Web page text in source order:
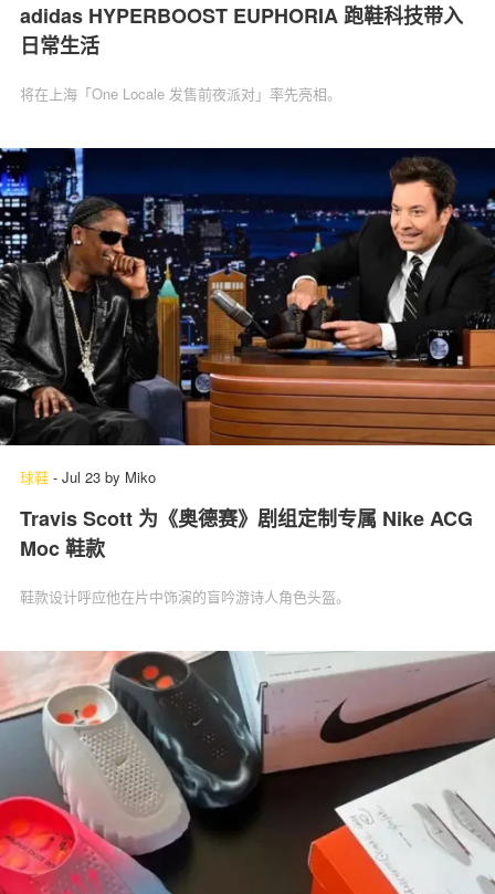
adidas HYPERBOOST EUPHORIA 跑鞋科技带入
日常生活
将在上海「One Locale 发售前夜派对」率先亮相。
球鞋 - Jul 23 by Miko
Travis Scott 为《奥德赛》剧组定制专属 Nike ACG
Moc 鞋款
鞋款设计呼应他在片中饰演的盲吟游诗人角色头盔。